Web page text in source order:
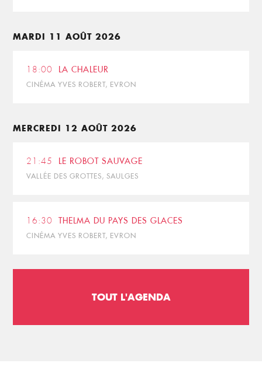
MARDI 11 AOÛT 2026
18:00 LA CHALEUR
CINÉMA YVES ROBERT, EVRON
MERCREDI 12 AOÛT 2026
21:45 LE ROBOT SAUVAGE
VALLÉE DES GROTTES, SAULGES
16:30 THELMA DU PAYS DES GLACES
CINÉMA YVES ROBERT, EVRON
TOUT L'AGENDA